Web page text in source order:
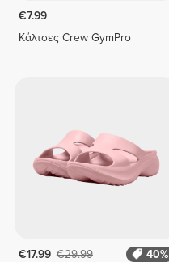
€7.99
Κάλτσες Crew GymPro
€17.99 €29.99
40%